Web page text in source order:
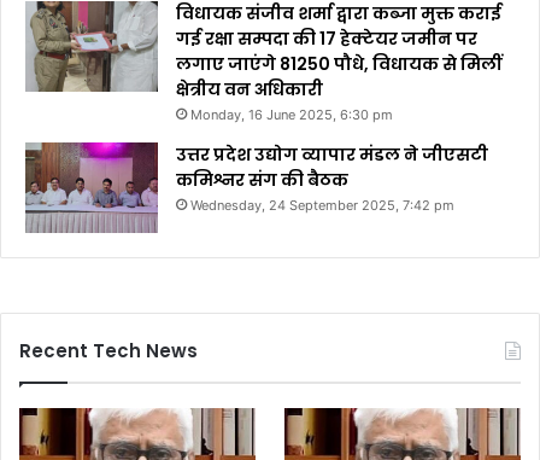
विधायक संजीव शर्मा द्वारा कब्जा मुक्त कराई
गई रक्षा सम्पदा की 17 हेक्टेयर जमीन पर
लगाए जाएंगे 81250 पौधे, विधायक से मिलीं
क्षेत्रीय वन अधिकारी
Monday, 16 June 2025, 6:30 pm
उत्तर प्रदेश उद्योग व्यापार मंडल ने जीएसटी
कमिश्नर संग की बैठक
Wednesday, 24 September 2025, 7:42 pm
Recent Tech News